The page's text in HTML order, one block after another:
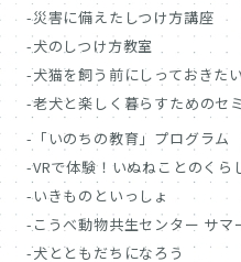
災害に備えたしつけ方講座
犬のしつけ方教室
犬猫を飼う前にしっておきた
老犬と楽しく暮らすためのセ
「いのちの教育」プログラム
VRで体験！いぬねことのくら
いきものといっしょ
こうべ動物共生センター サマ
犬とともだちになろう